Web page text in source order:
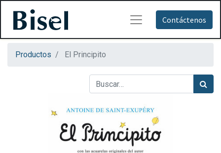
Contáctenos
Productos El Principito